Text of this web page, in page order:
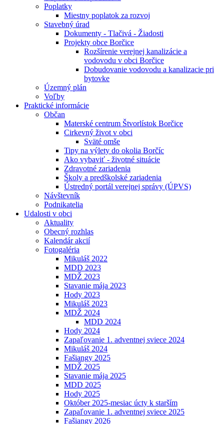
Poplatky
Miestny poplatok za rozvoj
Stavebný úrad
Dokumenty - Tlačivá - Žiadosti
Projekty obce Borčice
Rozšírenie verejnej kanalizácie a
vodovodu v obci Borčice
Dobudovanie vodovodu a kanalizacie pri
bytovke
Územný plán
Voľby
Praktické informácie
Občan
Materské centrum Štvorlístok Borčice
Cirkevný život v obci
Sväté omše
Tipy na výlety do okolia Borčíc
Ako vybaviť - životné situácie
Zdravotné zariadenia
Školy a predškolské zariadenia
Ústredný portál verejnej správy (ÚPVS)
Návštevník
Podnikatelia
Udalosti v obci
Aktuality
Obecný rozhlas
Kalendár akcií
Fotogaléria
Mikuláš 2022
MDD 2023
MDŽ 2023
Stavanie mája 2023
Hody 2023
Mikuláš 2023
MDŽ 2024
MDD 2024
Hody 2024
Zapaľovanie 1. adventnej sviece 2024
Mikuláš 2024
Fašiangy 2025
MDŽ 2025
Stavanie mája 2025
MDD 2025
Hody 2025
Október 2025-mesiac úcty k starším
Zapaľovanie 1. adventnej sviece 2025
Fašiangy 2026